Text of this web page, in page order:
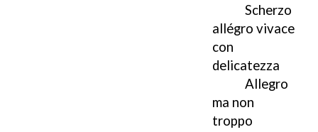
Scherzo
allégro vivace
con
delicatezza
Allegro
ma non
troppo